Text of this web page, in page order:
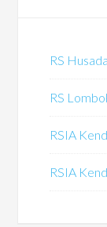
RS
RS
RSIA
RSIA